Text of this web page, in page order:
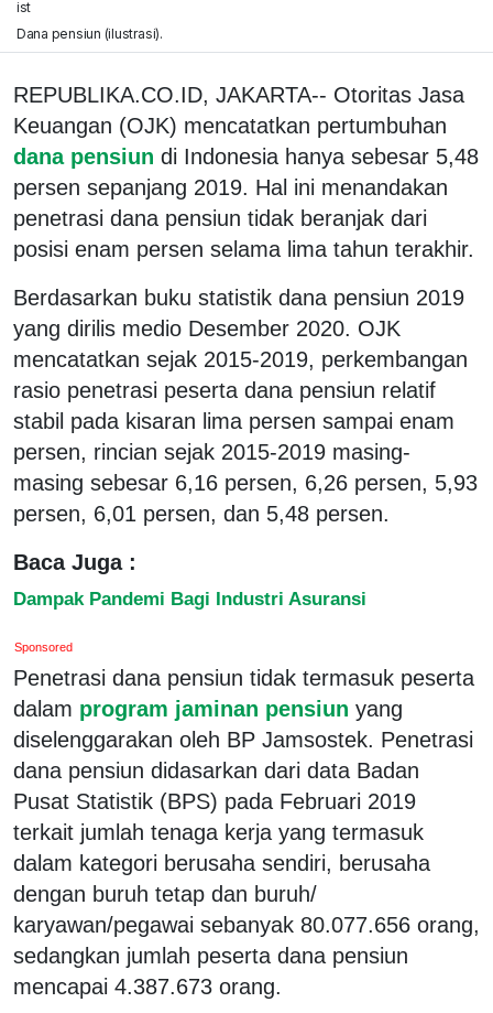
ist
Dana pensiun (ilustrasi).
REPUBLIKA.CO.ID, JAKARTA-- Otoritas Jasa
Keuangan (OJK) mencatatkan pertumbuhan
dana pensiun di Indonesia hanya sebesar 5,48
persen sepanjang 2019. Hal ini menandakan
penetrasi dana pensiun tidak beranjak dari
posisi enam persen selama lima tahun terakhir.
Berdasarkan buku statistik dana pensiun 2019
yang dirilis medio Desember 2020. OJK
mencatatkan sejak 2015-2019, perkembangan
rasio penetrasi peserta dana pensiun relatif
stabil pada kisaran lima persen sampai enam
persen, rincian sejak 2015-2019 masing-
masing sebesar 6,16 persen, 6,26 persen, 5,93
persen, 6,01 persen, dan 5,48 persen.
Baca Juga :
Dampak Pandemi Bagi Industri Asuransi
Sponsored
Penetrasi dana pensiun tidak termasuk peserta
dalam program jaminan pensiun yang
diselenggarakan oleh BP Jamsostek. Penetrasi
dana pensiun didasarkan dari data Badan
Pusat Statistik (BPS) pada Februari 2019
terkait jumlah tenaga kerja yang termasuk
dalam kategori berusaha sendiri, berusaha
dengan buruh tetap dan buruh/
karyawan/pegawai sebanyak 80.077.656 orang,
sedangkan jumlah peserta dana pensiun
mencapai 4.387.673 orang.